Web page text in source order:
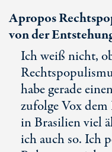
Apropos
von der
Ich weiß nicht,
habe gerade
zufolge Vox
in Brasilien viel
ich auch so. Ich